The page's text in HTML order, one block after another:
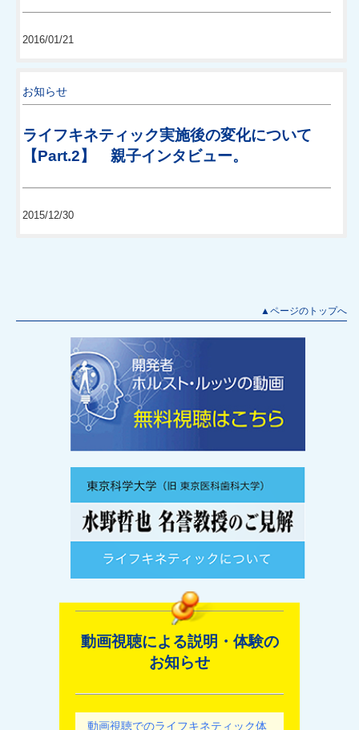
2016/01/21
お知らせ
ライフキネティック実施後の変化について
【Part.2】 親子インタビュー。
2015/12/30
▲ページのトップへ
動画視聴による説明・体験の
お知らせ
動画視聴でのライフキネティック体